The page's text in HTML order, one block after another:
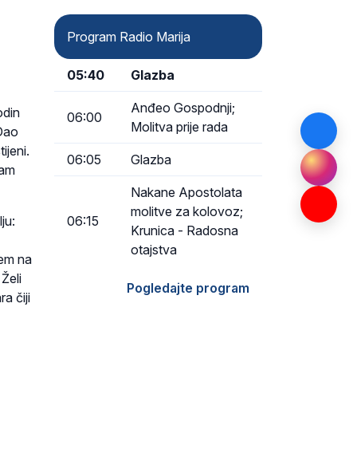
na
čiji
Program Radio Marija
05:40 Glazba
06:00
Anđeo Gospodnji;
Molitva prije rada
06:05 Glazba
06:15
Nakane Apostolata
molitve za kolovoz;
Krunica - Radosna
otajstva
Pogledajte program